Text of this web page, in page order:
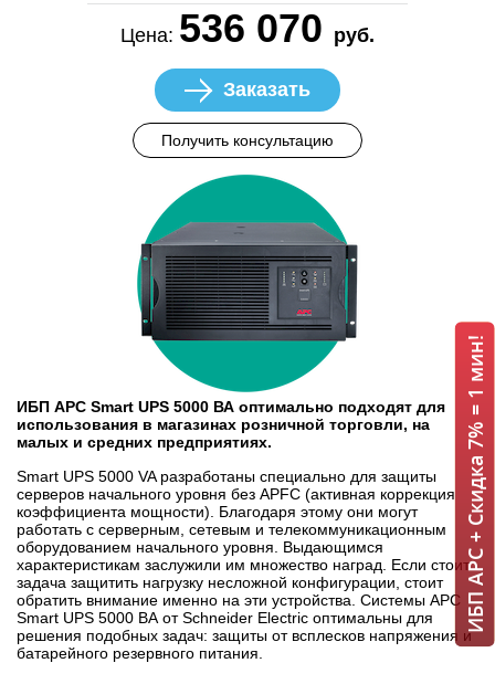
Цена: 536 070 руб.
Заказать
Получить консультацию
ИБП APC Smart UPS 5000 ВА оптимально подходят для
использования в магазинах розничной торговли, на
малых и средних предприятиях.
Smart UPS 5000 VA разработаны специально для защиты
серверов начального уровня без APFC (активная коррекция
коэффициента мощности). Благодаря этому они могут
работать с серверным, сетевым и телекоммуникационным
оборудованием начального уровня. Выдающимся
характеристикам заслужили им множество наград. Если стоит
задача защитить нагрузку несложной конфигурации, стоит
обратить внимание именно на эти устройства. Системы APC
Smart UPS 5000 ВА от Schneider Electric оптимальны для
решения подобных задач: защиты от всплесков напряжения и
батарейного резервного питания.
ИБП APC + Скидка 7% = 1 мин!